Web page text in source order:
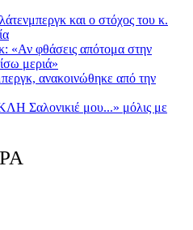
και ο στόχος του κ.
«Αν φθάσεις απότομα στην
μεριά»
ανακοινώθηκε από την
Σαλονικιέ μου...» μόλις με